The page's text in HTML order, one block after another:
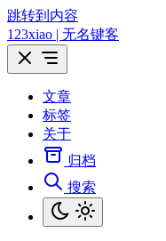
跳转到内容
123xiao | 无名键客
文章
标签
关于
归档
搜索